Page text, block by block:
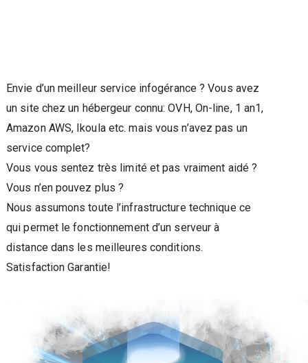
Envie d’un meilleur service infogérance ? Vous avez
un site chez un hébergeur connu: OVH, On-line, 1 an1,
Amazon AWS, Ikoula etc. mais vous n’avez pas un
service complet?
Vous vous sentez très limité et pas vraiment aidé ?
Vous n’en pouvez plus ?
Nous assumons toute l’infrastructure technique ce
qui permet le fonctionnement d’un serveur à
distance dans les meilleures conditions.
Satisfaction Garantie!